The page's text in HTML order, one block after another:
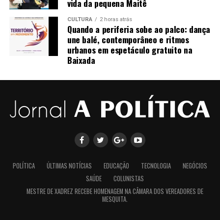
Para acompanhar este e outros lançamentos da
dentro de todas as novidades:
Instagram Esmeralda Music Gospel:
https://www.instagram.com/esmeraldamusicgospel?
vida da pequena Maitê
CULTURA 2 horas atrás
Quando a periferia sobe ao palco: dança
une balé, contemporâneo e ritmos
urbanos em espetáculo gratuito na
Baixada
POLÍTICA ÚLTIMAS NOTÍCIAS EDUCAÇÃO TECNOLOGIA
NEGÓCIOS
SAÚDE
COLUNISTAS
MESTRE DE XADREZ RECEBE HOMENAGEM NA CÂMARA DOS VEREADORES DE
MESQUITA.